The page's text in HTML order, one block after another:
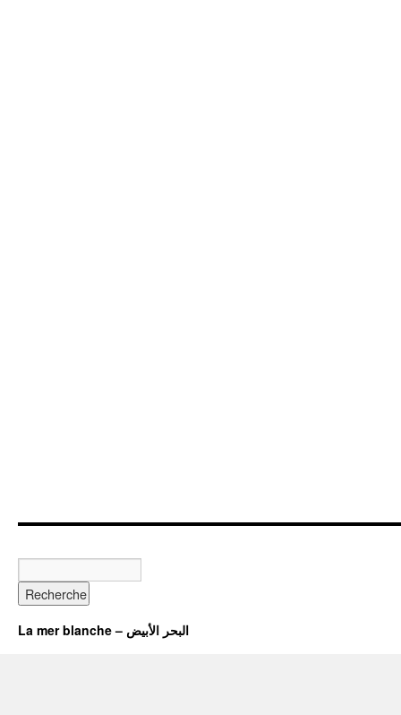
La mer blanche – البحر الأبيض